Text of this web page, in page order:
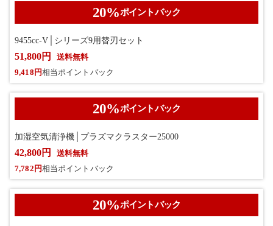
20%ポイントバック
9455cc-V│シリーズ9用替刃セット
51,800円
送料無料
9,418円相当ポイントバック
20%ポイントバック
加湿空気清浄機│プラズマクラスター25000
42,800円
送料無料
7,782円相当ポイントバック
20%ポイントバック